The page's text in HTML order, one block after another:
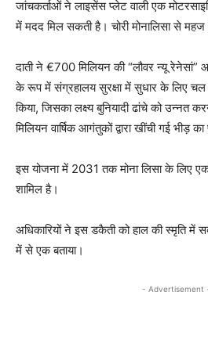
जांचकर्ताओं ने लाइसेंस प्लेट वाली एक
में मदद मिल सकती है। चोरी मोनालिसा से
दाती ने €700 मिलियन की “लौवर न्यू
के रूप में संग्रहालय सुरक्षा में सुधार के लिए चल
किया, जिसका लक्ष्य बुनियादी ढांचे को उन्नत
मिलियन वार्षिक आगंतुकों द्वारा खींची गई भीड़
इस योजना में 2031 तक मोना लिसा के लिए एक
शामिल है।
अधिकारियों ने इस डकैती को हाल की स्मृति में
में से एक बताया।
- Advertisement